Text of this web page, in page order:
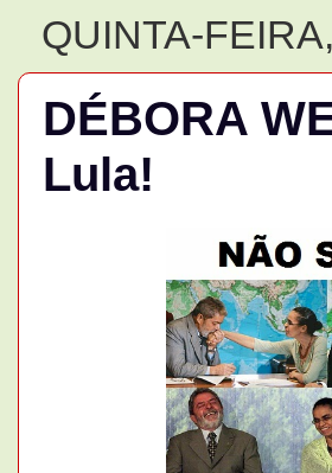
QUINTA-
DÉBORA
Lula!